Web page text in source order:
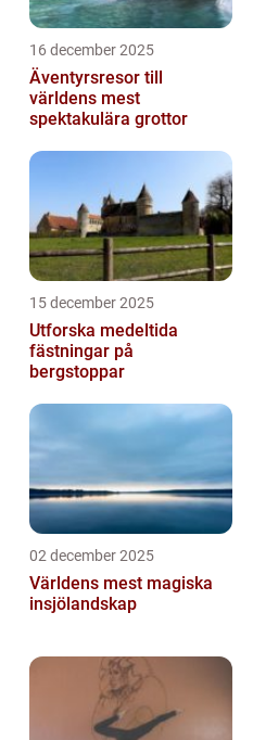
16 december 2025
Äventyrsresor till
världens mest
spektakulära grottor
15 december 2025
Utforska medeltida
fästningar på
bergstoppar
02 december 2025
Världens mest magiska
insjölandskap